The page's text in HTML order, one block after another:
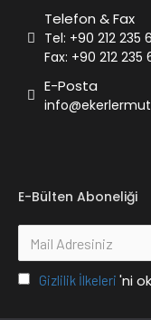
Telefon & Fax
Tel: +90 212 235
Fax: +90 212 235
E-Posta
E-Bülten Aboneliği
Gizlilik İlkeleri 'ni